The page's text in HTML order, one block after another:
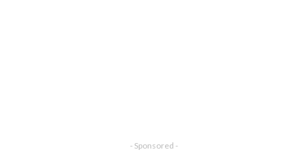
- Sponsored -